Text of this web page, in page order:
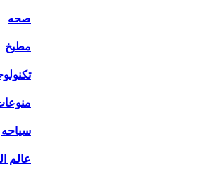
صحه
مطبخ
سياحه
عالم